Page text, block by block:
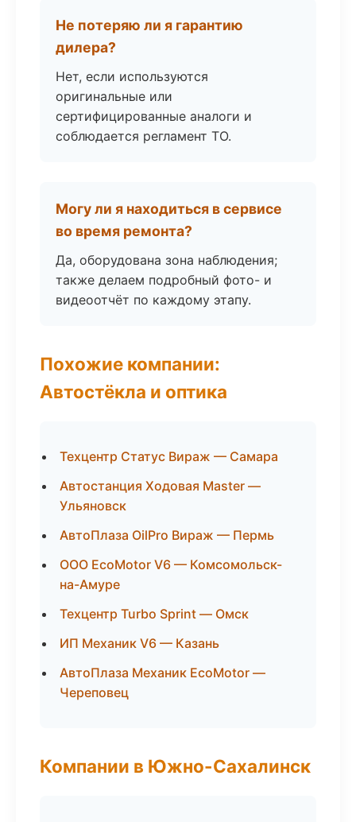
Не потеряю ли я гарантию
дилера?
Нет, если используются
оригинальные или
сертифицированные аналоги и
соблюдается регламент ТО.
Могу ли я находиться в сервисе
во время ремонта?
Да, оборудована зона наблюдения;
также делаем подробный фото- и
видеоотчёт по каждому этапу.
Похожие компании:
Автостёкла и оптика
Техцентр Статус Вираж — Самара
Автостанция Ходовая Master —
Ульяновск
АвтоПлаза OilPro Вираж — Пермь
ООО EcoMotor V6 — Комсомольск-
на-Амуре
Техцентр Turbo Sprint — Омск
ИП Механик V6 — Казань
АвтоПлаза Механик EcoMotor —
Череповец
Компании в Южно-Сахалинск